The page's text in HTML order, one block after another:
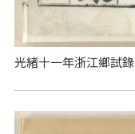
光緒十一年浙江鄉試錄